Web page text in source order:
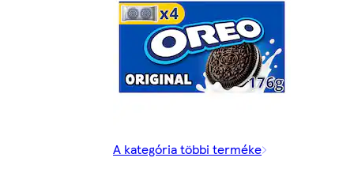
A kategória többi terméke